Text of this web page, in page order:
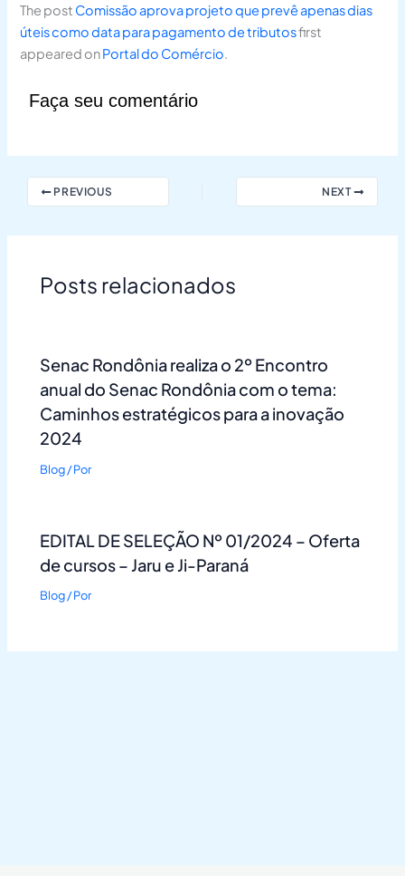
The post Comissão aprova projeto que prevê apenas dias
úteis como data para pagamento de tributosfirst
appeared onPortal do Comércio.
Faça seu comentário
PREVIOUS NEXT
Posts relacionados
Senac Rondônia realiza o 2º Encontro
anual do Senac Rondônia com o tema:
Caminhos estratégicos para a inovação
2024
Blog/ Por
EDITAL DE SELEÇÃO Nº 01/2024 – Oferta
de cursos – Jaru e Ji-Paraná
Blog/ Por